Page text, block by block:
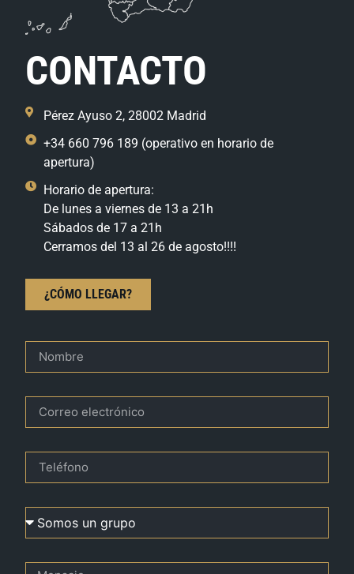
CONTACTO
Pérez Ayuso 2, 28002 Madrid
+34 660 796 189 (operativo en horario de
apertura)
Horario de apertura:
De lunes a viernes de 13 a 21h
Sábados de 17 a 21h
Cerramos del 13 al 26 de agosto!!!!
¿CÓMO LLEGAR?